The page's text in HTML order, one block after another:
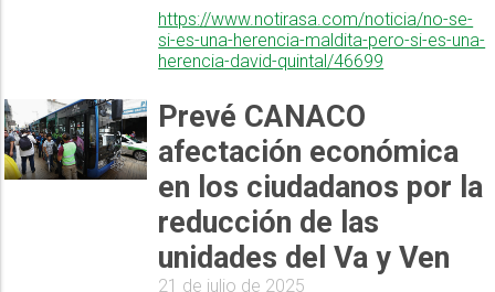
https://www.notirasa.com/noticia/no-se-
si-es-una-herencia-maldita-pero-si-es-una-
herencia-david-quintal/46699
Prevé CANACO
afectación económica
en los ciudadanos por la
reducción de las
unidades del Va y Ven
21 de julio de 2025